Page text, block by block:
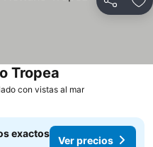
Compartir
con vistas al mar
Tropea
exactos
Ver precios